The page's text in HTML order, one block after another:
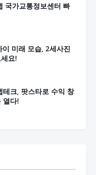
국가교통정보센터 빠
미래 모습, 2세사진
요!
테크, 팟스타로 수익 창
열다!